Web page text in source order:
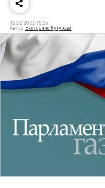
16.02.2022 15:39
Автор: Екатерина Кутузова